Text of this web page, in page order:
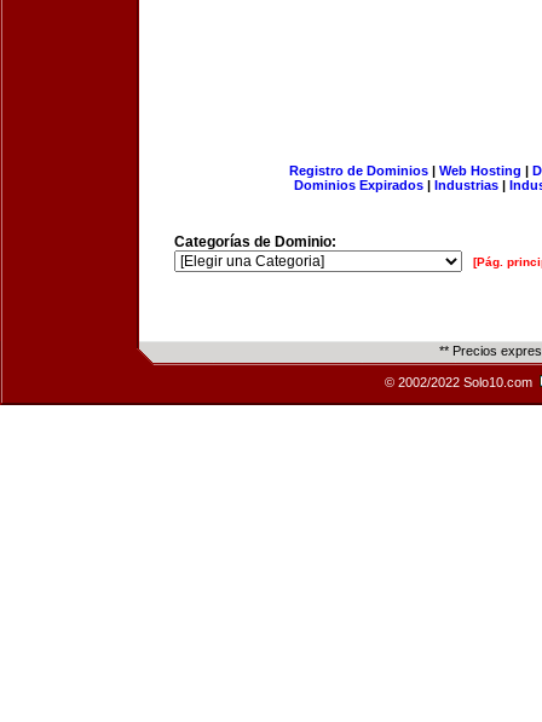
Registro de Dominios| Web Hosting |
Dominios Expirados | Industrias |
Categorías de Dominio:
[Pág.
** Precios
© 2002/2022 Solo10.com